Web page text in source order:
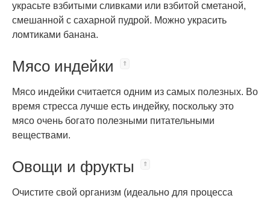
украсьте взбитыми сливками или взбитой сметаной,
смешанной с сахарной пудрой. Можно украсить
ломтиками банана.
Мясо индейки
Мясо индейки считается одним из самых полезных. Во
время стресса лучше есть индейку, поскольку это
мясо очень богато полезными питательными
веществами.
Овощи и фрукты
Очистите свой организм (идеально для процесса